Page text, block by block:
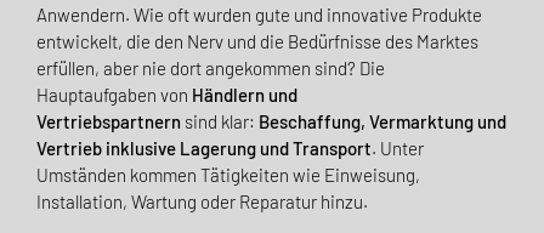
Anwendern. Wie oft wurden gute und innovative Produkte
entwickelt, die den Nerv und die Bedürfnisse des Marktes
erfüllen, aber nie dort angekommen sind? Die
Hauptaufgaben von Händlern und
Vertriebspartnern sind klar: Beschaffung, Vermarktung und
Vertrieb inklusive Lagerung und Transport. Unter
Umständen kommen Tätigkeiten wie Einweisung,
Installation, Wartung oder Reparatur hinzu.